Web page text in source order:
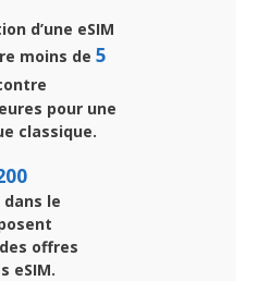
d’une eSIM
moins de 5
pour une
classique.
le
offres
eSIM.